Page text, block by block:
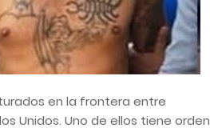
en la frontera entre
Unidos. Uno de ellos tiene orden